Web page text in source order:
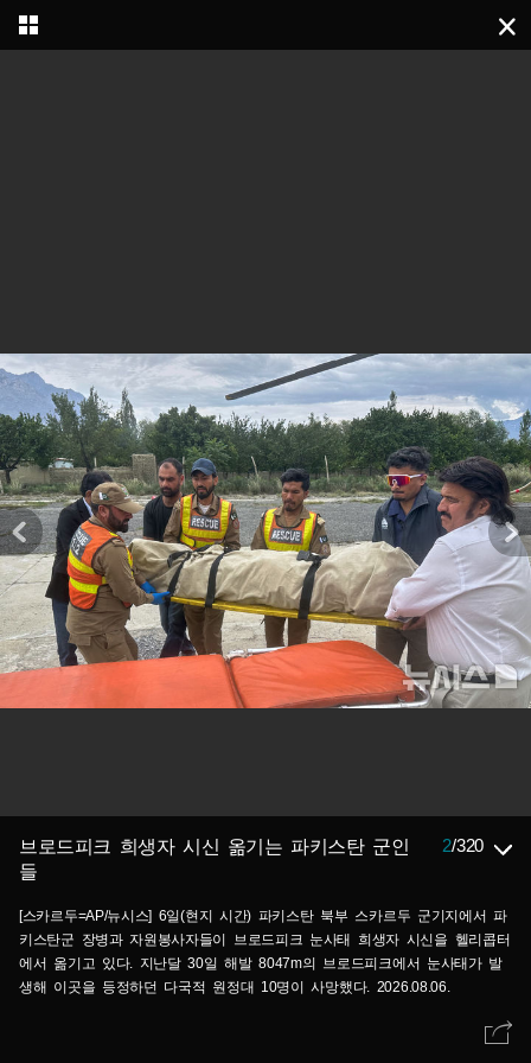
브로드피크 희생자 시신 옮기는 파키스탄 군인
들
2/320
[스카르두=AP/뉴시스] 6일(현지 시간) 파키스탄 북부 스카르두 군기지에서 파
키스탄군 장병과 자원봉사자들이 브로드피크 눈사태 희생자 시신을 헬리콥터
에서 옮기고 있다. 지난달 30일 해발 8047m의 브로드피크에서 눈사태가 발
생해 이곳을 등정하던 다국적 원정대 10명이 사망했다. 2026.08.06.